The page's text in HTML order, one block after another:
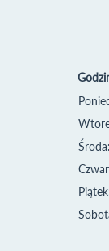
Środa: